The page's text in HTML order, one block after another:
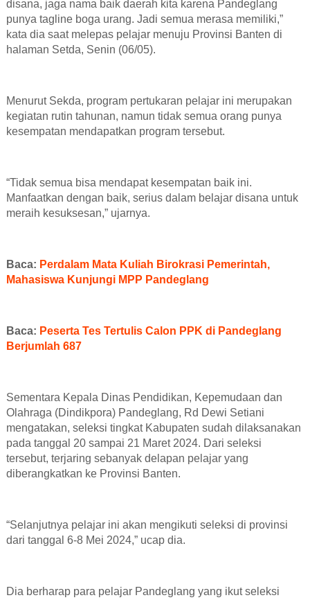
disana, jaga nama baik daerah kita karena Pandeglang
punya tagline boga urang. Jadi semua merasa memiliki,”
kata dia saat melepas pelajar menuju Provinsi Banten di
halaman Setda, Senin (06/05).
Menurut Sekda, program pertukaran pelajar ini merupakan
kegiatan rutin tahunan, namun tidak semua orang punya
kesempatan mendapatkan program tersebut.
“Tidak semua bisa mendapat kesempatan baik ini.
Manfaatkan dengan baik, serius dalam belajar disana untuk
meraih kesuksesan,” ujarnya.
Baca: Perdalam Mata Kuliah Birokrasi Pemerintah,
Mahasiswa Kunjungi MPP Pandeglang
Baca: Peserta Tes Tertulis Calon PPK di Pandeglang
Berjumlah 687
Sementara Kepala Dinas Pendidikan, Kepemudaan dan
Olahraga (Dindikpora) Pandeglang, Rd Dewi Setiani
mengatakan, seleksi tingkat Kabupaten sudah dilaksanakan
pada tanggal 20 sampai 21 Maret 2024. Dari seleksi
tersebut, terjaring sebanyak delapan pelajar yang
diberangkatkan ke Provinsi Banten.
“Selanjutnya pelajar ini akan mengikuti seleksi di provinsi
dari tanggal 6-8 Mei 2024,” ucap dia.
Dia berharap para pelajar Pandeglang yang ikut seleksi